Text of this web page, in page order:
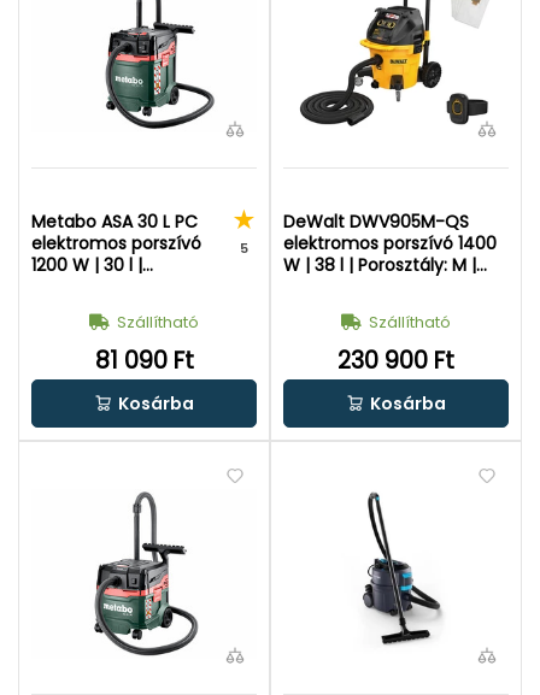
Metabo ASA 30 L PC
elektromos porszívó
1200 W | 30 l |
5
Szállítható
81 090 Ft
Kosárba
DeWalt DWV905M-QS
elektromos porszívó 1400
W | 38 l | Porosztály: M |
Szállítható
230 900 Ft
Kosárba